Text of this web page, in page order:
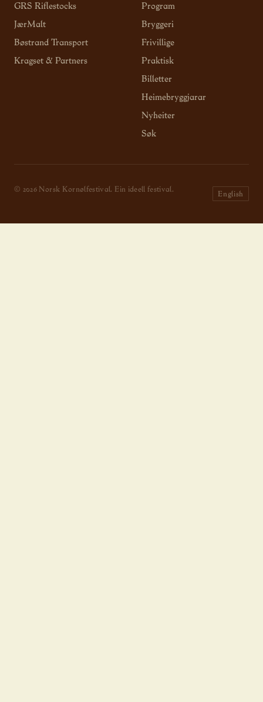
GRS Riflestocks
JærMalt
Bøstrand Transport
Kragset & Partners
Program
Bryggeri
Frivillige
Praktisk
Billetter
Heimebryggjarar
Nyheiter
Søk
© 2026 Norsk Kornølfestival. Ein ideell festival.
English